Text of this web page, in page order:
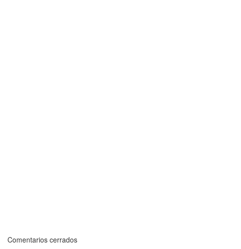
Comentarios cerrados